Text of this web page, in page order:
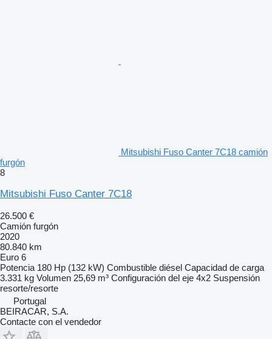
Mitsubishi Fuso Canter 7C18 camión
furgón
8
Mitsubishi Fuso Canter 7C18
26.500 €
Camión furgón
2020
80.840 km
Euro 6
Potencia 180 Hp (132 kW) Combustible diésel Capacidad de carga
3.331 kg Volumen 25,69 m³ Configuración del eje 4x2 Suspensión
resorte/resorte
Portugal
BEIRACAR, S.A.
Contacte con el vendedor